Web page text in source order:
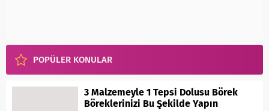
POPÜLER KONULAR
3 Malzemeyle 1 Tepsi Dolusu Börek
Böreklerinizi Bu Şekilde Yapın